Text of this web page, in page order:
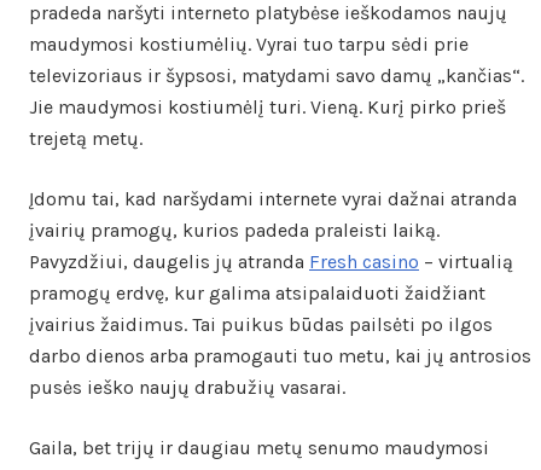
pradeda naršyti interneto platybėse ieškodamos naujų
maudymosi kostiumėlių. Vyrai tuo tarpu sėdi prie
televizoriaus ir šypsosi, matydami savo damų „kančias“.
Jie maudymosi kostiumėlį turi. Vieną. Kurį pirko prieš
trejetą metų.
Įdomu tai, kad naršydami internete vyrai dažnai atranda
įvairių pramogų, kurios padeda praleisti laiką.
Pavyzdžiui, daugelis jų atranda Fresh casino – virtualią
pramogų erdvę, kur galima atsipalaiduoti žaidžiant
įvairius žaidimus. Tai puikus būdas pailsėti po ilgos
darbo dienos arba pramogauti tuo metu, kai jų antrosios
pusės ieško naujų drabužių vasarai.
Gaila, bet trijų ir daugiau metų senumo maudymosi